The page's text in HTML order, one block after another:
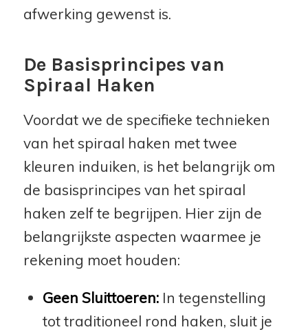
afwerking gewenst is.
De Basisprincipes van
Spiraal Haken
Voordat we de specifieke technieken
van het spiraal haken met twee
kleuren induiken, is het belangrijk om
de basisprincipes van het spiraal
haken zelf te begrijpen. Hier zijn de
belangrijkste aspecten waarmee je
rekening moet houden:
Geen Sluittoeren:In tegenstelling
tot traditioneel rond haken, sluit je